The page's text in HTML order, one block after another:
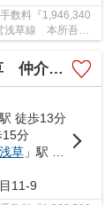
数料『1,946,340
浅草線 本所吾妻
プレゼント中
徒歩13分
分
浅草」駅 徒歩19分
11-9